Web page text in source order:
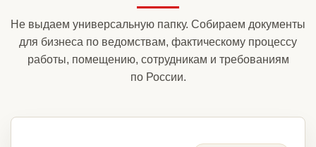
Не выдаем универсальную папку. Собираем документы
для бизнеса по ведомствам, фактическому процессу
работы, помещению, сотрудникам и требованиям
по России.